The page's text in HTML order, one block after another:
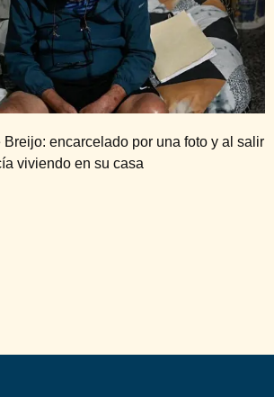
Breijo: encarcelado por una foto y al salir
viviendo en su casa